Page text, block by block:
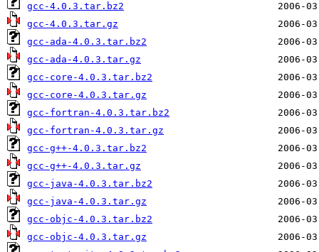
gcc-4.0.3.tar.bz2
gcc-4.0.3.tar.gz
gcc-ada-4.0.3.tar.bz2
gcc-ada-4.0.3.tar.gz
gcc-core-4.0.3.tar.bz2
gcc-core-4.0.3.tar.gz
gcc-fortran-4.0.3.tar.bz2
gcc-fortran-4.0.3.tar.gz
gcc-g++-4.0.3.tar.bz2
gcc-g++-4.0.3.tar.gz
gcc-java-4.0.3.tar.bz2
gcc-java-4.0.3.tar.gz
gcc-objc-4.0.3.tar.bz2
gcc-objc-4.0.3.tar.gz